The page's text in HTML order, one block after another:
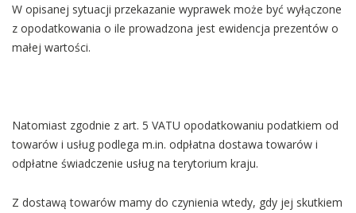
W opisanej sytuacji przekazanie wyprawek może być wyłączone
z opodatkowania o ile prowadzona jest ewidencja prezentów o
małej wartości.
Natomiast zgodnie z art. 5 VATU opodatkowaniu podatkiem od
towarów i usług podlega m.in. odpłatna dostawa towarów i
odpłatne świadczenie usług na terytorium kraju.
Z dostawą towarów mamy do czynienia wtedy, gdy jej skutkiem